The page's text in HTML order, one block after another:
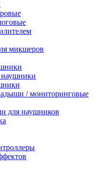
микшеров
/ мониторинговые
для наушников